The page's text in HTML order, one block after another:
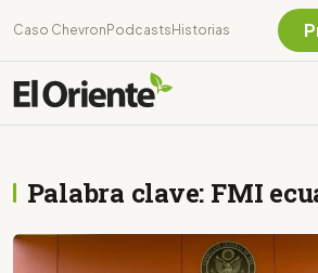
Caso Chevron Podcasts Historias
Palabra clave: FMI